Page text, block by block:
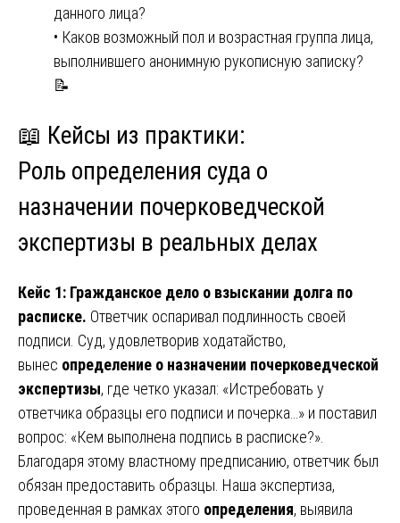
данного лица?
• Каков возможный пол и возрастная группа лица,
выполнившего анонимную рукописную записку?
📝
📖 Кейсы из практики:
Роль определения суда о
назначении почерковедческой
экспертизы в реальных делах
Кейс 1: Гражданское дело о взыскании долга по
расписке. Ответчик оспаривал подлинность своей
подписи. Суд, удовлетворив ходатайство,
вынес определение о назначении почерковедческой
экспертизы, где четко указал: «Истребовать у
ответчика образцы его подписи и почерка…» и поставил
вопрос: «Кем выполнена подпись в расписке?».
Благодаря этому властному предписанию, ответчик был
обязан предоставить образцы. Наша экспертиза,
проведенная в рамках этого определения, выявила